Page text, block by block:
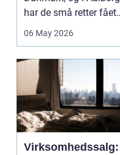
har de små retter fået
deres helt eget li...
06 May 2026
Virksomhedssalg: